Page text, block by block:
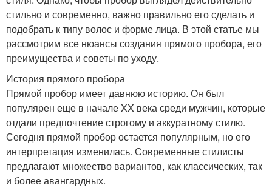
стильно и современно, важно правильно его сделать и
подобрать к типу волос и форме лица. В этой статье мы
рассмотрим все нюансы создания прямого пробора, его
преимущества и советы по уходу.
История прямого пробора
Прямой пробор имеет давнюю историю. Он был
популярен еще в начале XX века среди мужчин, которые
отдали предпочтение строгому и аккуратному стилю.
Сегодня прямой пробор остается популярным, но его
интерпретация изменилась. Современные стилисты
предлагают множество вариантов, как классических, так
и более авангардных.